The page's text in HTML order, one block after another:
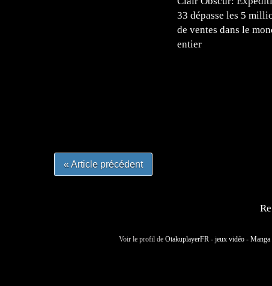
33 dépasse les 5
de ventes dans le
entier
« Article précédent
Voir le profil de OtakuplayerFR - jeux vidéo - Manga